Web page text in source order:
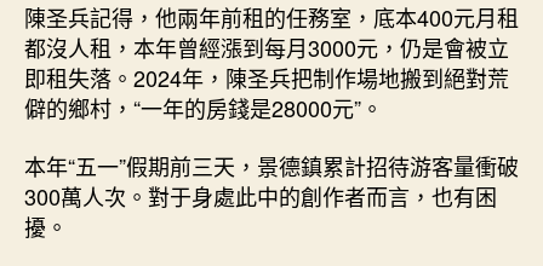
陳圣兵記得，他兩年前租的任務室，底本400元月租
都沒人租，本年曾經漲到每月3000元，仍是會被立
即租失落。2024年，陳圣兵把制作場地搬到絕對荒
僻的鄉村，“一年的房錢是28000元”。
本年“五一”假期前三天，景德鎮累計招待游客量衝破
300萬人次。對于身處此中的創作者而言，也有困
擾。